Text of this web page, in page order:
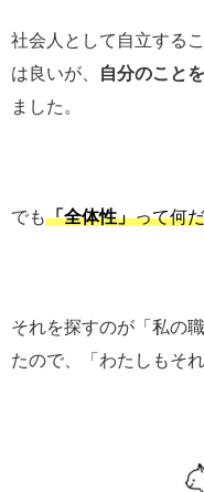
社会人として自立する
は良いが、
自分のこと
ました。
でも「全体性」って何
それを探すのが「私の
たので、「わたしもそ